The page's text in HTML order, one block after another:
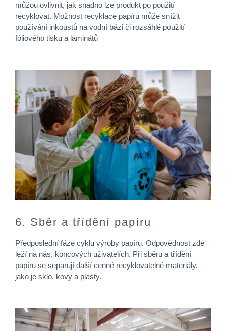
můžou ovlivnit, jak snadno lze produkt po použití
recyklovat. Možnost recyklace papíru může snížit
používání inkoustů na vodní bázi či rozsáhlé použití
fóliového tisku a laminátů
6. Sběr a třídění papíru
Předposlední fáze cyklu výroby papíru. Odpovědnost zde
leží na nás, koncových uživatelích. Při sběru a třídění
papíru se separují další cenné recyklovatelné materiály,
jako je sklo, kovy a plasty.